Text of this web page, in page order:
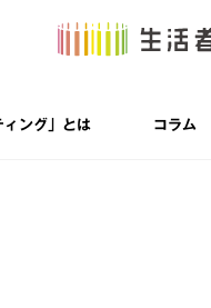
ィング」とは コラム